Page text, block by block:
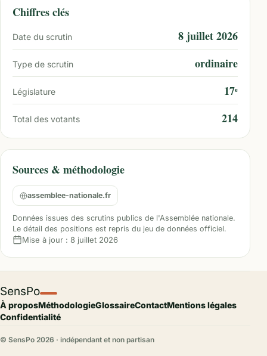
Chiffres clés
Date du scrutin 8 juillet 2026
Type de scrutin ordinaire
Législature 17ᵉ
Total des votants 214
Sources & méthodologie
assemblee-nationale.fr
Données issues des scrutins publics de l'Assemblée nationale.
Le détail des positions est repris du jeu de données officiel.
Mise à jour : 8 juillet 2026
SensPo
À proposMéthodologieGlossaireContactMentions légales
Confidentialité
© SensPo 2026 · indépendant et non partisan